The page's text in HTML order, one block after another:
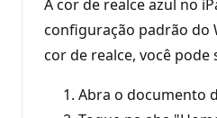
A cor de realce azul no
configuração padrão do
cor de realce, você pode
Abra o documento